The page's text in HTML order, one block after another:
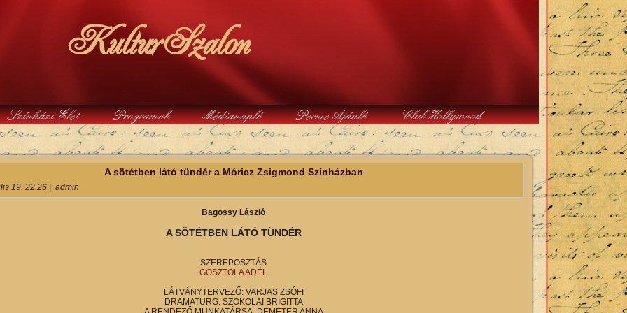
KulturSzalon
Színházi Élet Programok Médianapló Perme Ajánló Club Hollywood
A sötétben látó tündér a Móricz Zsigmond Színházban
19. 22.26 admin
Bagossy László
A SÖTÉTBEN LÁTÓ TÜNDÉR
SZEREPOSZTÁS
GOSZTOLA ADÉL
LÁTVÁNYTERVEZŐ: VARJAS ZSÓFI
DRAMATURG: SZOKOLAI BRIGITTA